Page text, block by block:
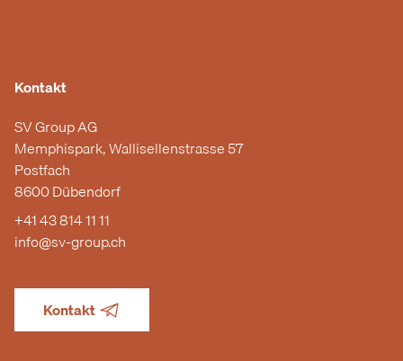
Kontakt
SV Group AG
Memphispark, Wallisellenstrasse 57
Postfach
8600 Dübendorf
+41 43 814 11 11
info@sv-group.ch
Kontakt